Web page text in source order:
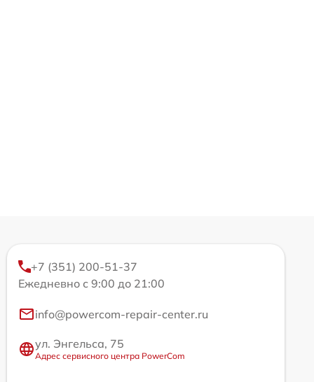
+7 (351) 200-51-37
Ежедневно с 9:00 до 21:00
info@powercom-repair-center.ru
ул. Энгельса, 75
Адрес сервисного центра PowerCom